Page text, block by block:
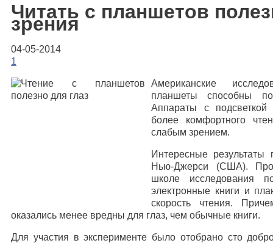
Читать с планшетов
зрения
04-05-2014
1
Американские
планшеты способны
Аппараты с
более комфортного
слабым зрением.
Интересные результаты
Нью-Джерси (США).
школе исследования
электронные книги и
скорость чтения.
оказались менее вредны для глаз, чем обычные книги.
Для участия в эксперименте было отобрано сто